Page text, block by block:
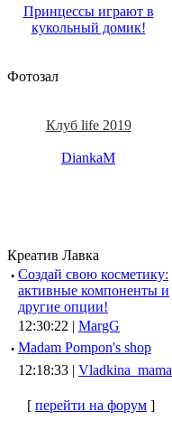
Принцессы играют в
кукольный домик!
Фотозал
Клуб life 2019
DiankaM
Креатив Лавка
· Создай свою косметику:
активные компоненты и
другие опции!
12:30:22 | MargG
· Madam Pompon's shop
12:18:33 | Vladkina_mama
[ перейти на форум ]